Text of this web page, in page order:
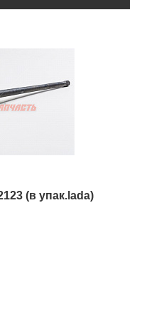
(в упак.lada)